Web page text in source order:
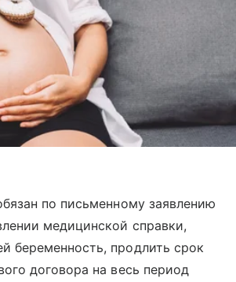
по письменному заявлению
медицинской справки,
беременность, продлить срок
договора на весь период